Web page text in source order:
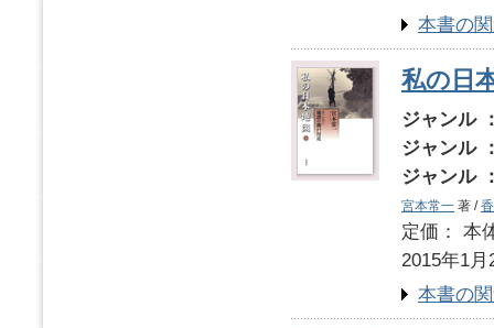
本書の
私の日
ジャンル
ジャンル
ジャンル
宮本常一 著 /
定価：
2015年1月
本書の